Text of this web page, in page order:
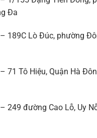
Đa
189C Lò Đúc, phường
71 Tô Hiệu, Quận Hà
249 đường Cao Lỗ, Uy